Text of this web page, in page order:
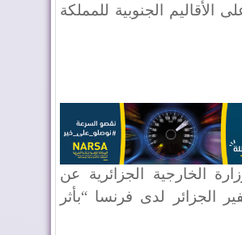
الأقاليم الجنوبية للمملكة
الخارجية الجزائرية عن
الجزائر لدى فرنسا “بأثر